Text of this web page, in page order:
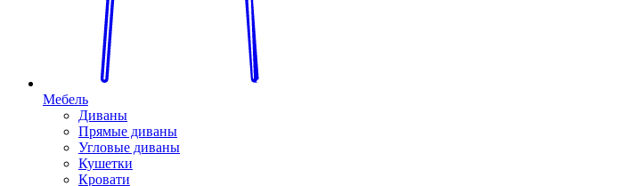
Мебель
Диваны
Прямые диваны
Угловые диваны
Кушетки
Кровати